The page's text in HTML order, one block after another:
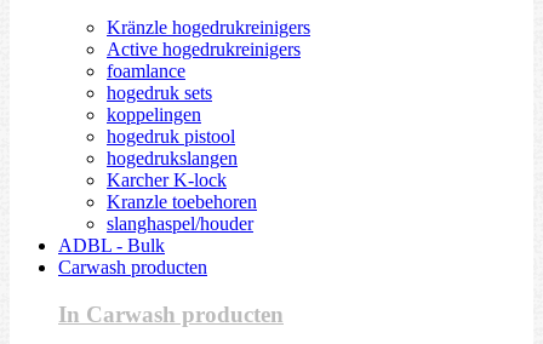
Kränzle hogedrukreinigers
Active hogedrukreinigers
foamlance
hogedruk sets
koppelingen
hogedruk pistool
hogedrukslangen
Karcher K-lock
Kranzle toebehoren
slanghaspel/houder
ADBL - Bulk
Carwash producten
In Carwash producten